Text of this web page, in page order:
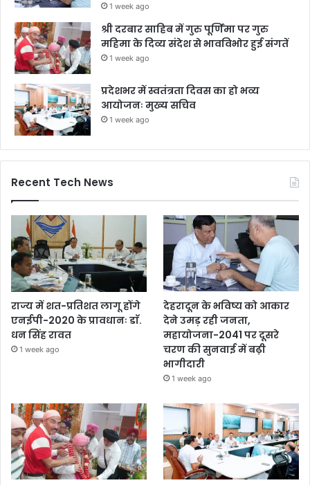
1 week ago
श्री दरबार साहिब में गुरु पूर्णिमा पर गुरु
महिमा के दिव्य संदेश से भावविभोर हुई संगतें
1 week ago
प्रदेशभर में स्वतंत्रता दिवस का हो भव्य
आयोजनः मुख्य सचिव
1 week ago
Recent Tech News
राज्य में शत-प्रतिशत लागू होंगे
एनईपी-2020 के प्रावधानः डाॅ.
धन सिंह रावत
1 week ago
देहरादून के भविष्य को आकार
देने उमड़ रही जनता,
महायोजना-2041 पर दूसरे
चरण की सुनवाई में बढ़ी
भागीदारी
1 week ago